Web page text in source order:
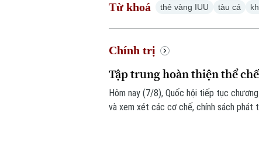
Từ khoá thẻ vàng IUU tàu cá
Chính trị
Tập trung hoàn thiện thể
Hôm nay (7/8), Quốc hội tiếp tục
và xem xét các cơ chế, chính sách